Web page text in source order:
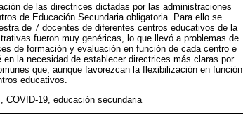
de las directrices dictadas por las administraciones
de Educación Secundaria obligatoria. Para ello se
de 7 docentes de diferentes centros educativos de la
fueron muy genéricas, lo que llevó a problemas de
de formación y evaluación en función de cada centro e
la necesidad de establecer directrices más claras por
que, aunque favorezcan la flexibilización en función
educativos.
COVID-19, educación secundaria